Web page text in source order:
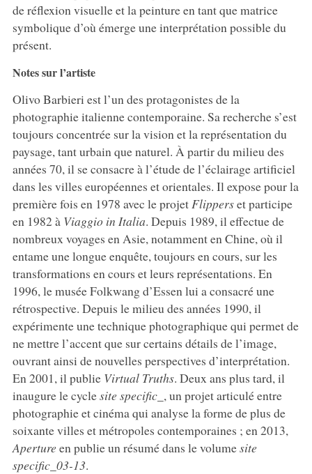
de réflexion visuelle et la peinture en tant que matrice
symbolique d’où émerge une interprétation possible du
présent.
Notes sur l’artiste
Olivo Barbieri est l’un des protagonistes de la
photographie italienne contemporaine. Sa recherche s’est
toujours concentrée sur la vision et la représentation du
paysage, tant urbain que naturel. À partir du milieu des
années 70, il se consacre à l’étude de l’éclairage artificiel
dans les villes européennes et orientales. Il expose pour la
première fois en 1978 avec le projet Flipperset participe
en 1982 à Viaggio in Italia. Depuis 1989, il effectue de
nombreux voyages en Asie, notamment en Chine, où il
entame une longue enquête, toujours en cours, sur les
transformations en cours et leurs représentations. En
1996, le musée Folkwang d’Essen lui a consacré une
rétrospective. Depuis le milieu des années 1990, il
expérimente une technique photographique qui permet de
ne mettre l’accent que sur certains détails de l’image,
ouvrant ainsi de nouvelles perspectives d’interprétation.
En 2001, il publie Virtual Truths. Deux ans plus tard, il
inaugure le cyclesite specific_ , un projet articulé entre
photographie et cinéma qui analyse la forme de plus de
soixante villes et métropoles contemporaines ; en 2013,
Apertureen publie un résumé dans le volumesite
specific_03-13.